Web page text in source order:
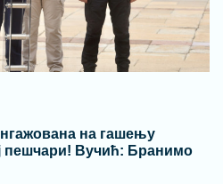
на гашењу
пешчари! Вучић: Бранимо